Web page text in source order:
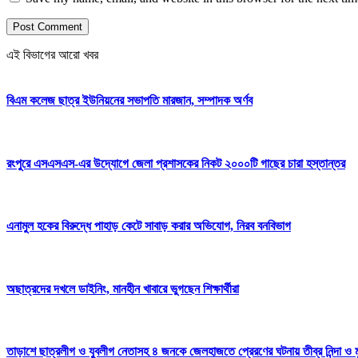
এই বিভাগের আরো খবর
বিএম কলেজ ছাত্র ইউনিয়নের সভাপতি মারজান, সম্পাদক অর্ণব
রংপুরে এসএসএস-এর উদ্যোগে জেলা প্রশাসকের নিকট ২০০০টি গাছের চারা হস্তান্তর
এনামুল হকের বিরুদ্ধে পাহাড় কেটে সাবাড় করার অভিযোগ, নিরব বনবিভাগ
অছাত্রদের দখলে ডাইনিং, মানহীন খাবারে ভুগছেন শিক্ষার্থীরা
তাড়াশে ছাত্রলীগ ও যুবলীগ নেতাসহ ৪ জনকে জেলহাজতে প্রেরণের ঘটনায় তীব্র নিন্দা ও